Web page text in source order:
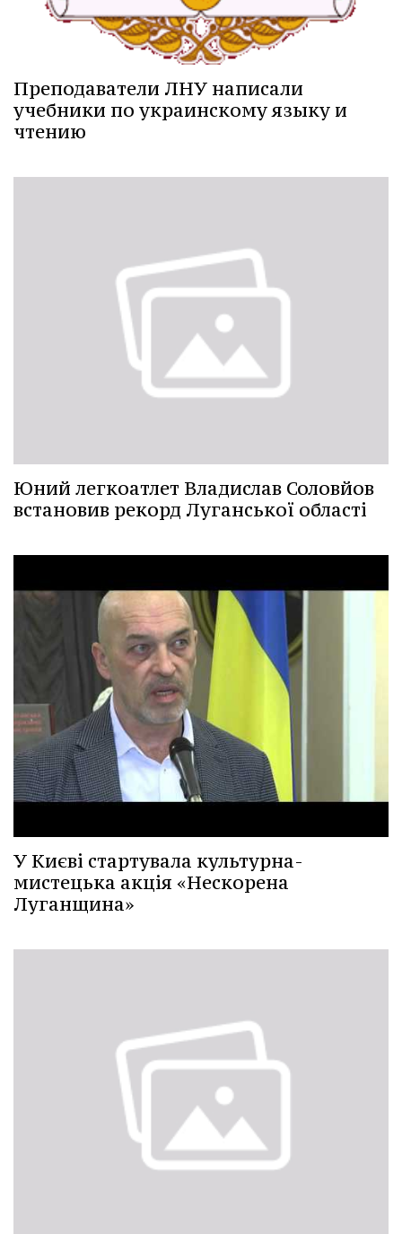
Преподаватели ЛНУ написали
учебники по украинскому языку и
чтению
Юний легкоатлет Владислав Соловйов
встановив рекорд Луганської області
У Києві стартувала культурна-
мистецька акція «Нескорена
Луганщина»